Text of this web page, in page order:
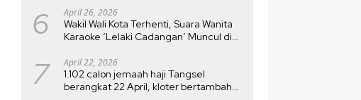
6 April 26, 2026
Wakil Wali Kota Terhenti, Suara Wanita
Karaoke ‘Lelaki Cadangan’ Muncul di
7 April 22, 2026
1.102 calon jemaah haji Tangsel
berangkat 22 April, kloter bertambah